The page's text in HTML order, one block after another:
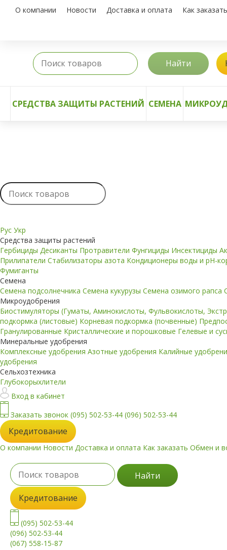
О компании Новости Доставка и оплата Как заказать
Найти
СРЕДСТВА ЗАЩИТЫ РАСТЕНИЙ СЕМЕНА
Рус Укр
Средства защиты растений
Гербициды Десиканты Протравители Фунгициды Инсектициды
Прилипатели Стабилизаторы азота Кондиционеры воды и pH-
Фумиганты
Семена
Семена подсолнечника Семена кукурузы Семена озимого рапса
Микроудобрения
Биостимуляторы (Гуматы, Аминокислоты, Фульвокислоты,
подкормка (листовые) Корневая подкормка (почвенные)
Гранулированные Кристаллические и порошковые Гелевые и
Минеральные удобрения
Комплексные удобрения Азотные удобрения Калийные
удобрения
Сельхозтехника
Глубокорыхлители
Вход в кабинет
Заказать звонок (095) 502-53-44 (096) 502-53-44
Кредитование
О компании Новости Доставка и оплата Как заказать Обмен и
Найти
Кредитование
(095) 502-53-44
(096) 502-53-44
(067) 558-15-87